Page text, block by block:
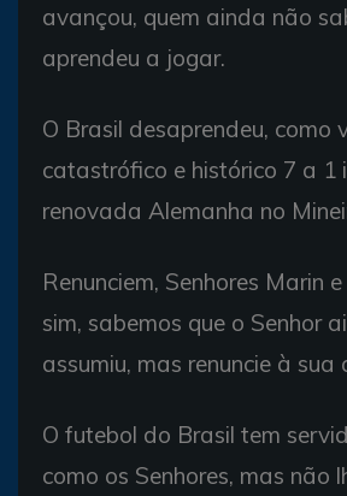
avançou, quem ainda não
aprendeu a jogar.
O Brasil desaprendeu, como
catastrófico e histórico 7 a 1
renovada Alemanha no
Renunciem, Senhores Marin
sim, sabemos que o Senhor
assumiu, mas renuncie à sua
O futebol do Brasil tem
como os Senhores, mas não